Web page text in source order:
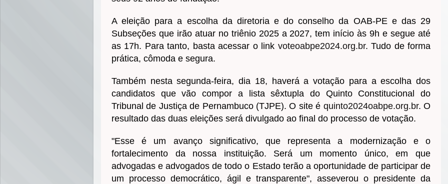
A eleição para a escolha da diretoria e do conselho da OAB-PE e das 29
Subseções que irão atuar no triênio 2025 a 2027, tem início às 9h e segue até
as 17h. Para tanto, basta acessar o link voteoabpe2024.org.br. Tudo de forma
prática, cômoda e segura.
Também nesta segunda-feira, dia 18, haverá a votação para a escolha dos
candidatos que vão compor a lista sêxtupla do Quinto Constitucional do
Tribunal de Justiça de Pernambuco (TJPE). O site é quinto2024oabpe.org.br. O
resultado das duas eleições será divulgado ao final do processo de votação.
"Esse é um avanço significativo, que representa a modernização e o
fortalecimento da nossa instituição. Será um momento único, em que
advogadas e advogados de todo o Estado terão a oportunidade de participar de
um processo democrático, ágil e transparente", asseverou o presidente da